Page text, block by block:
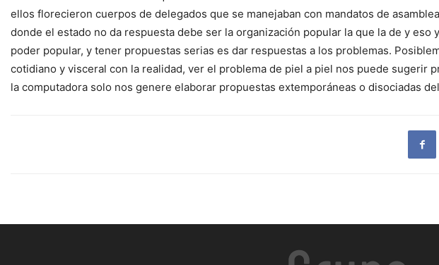
ellos florecieron cuerpos de delegados que se manejaban con mandatos de
donde el estado no da respuesta debe ser la organización popular la que la de y
poder popular, y tener propuestas serias es dar respuestas a los problemas.
cotidiano y visceral con la realidad, ver el problema de piel a piel nos puede sugerir
la computadora solo nos genere elaborar propuestas extemporáneas o disociadas